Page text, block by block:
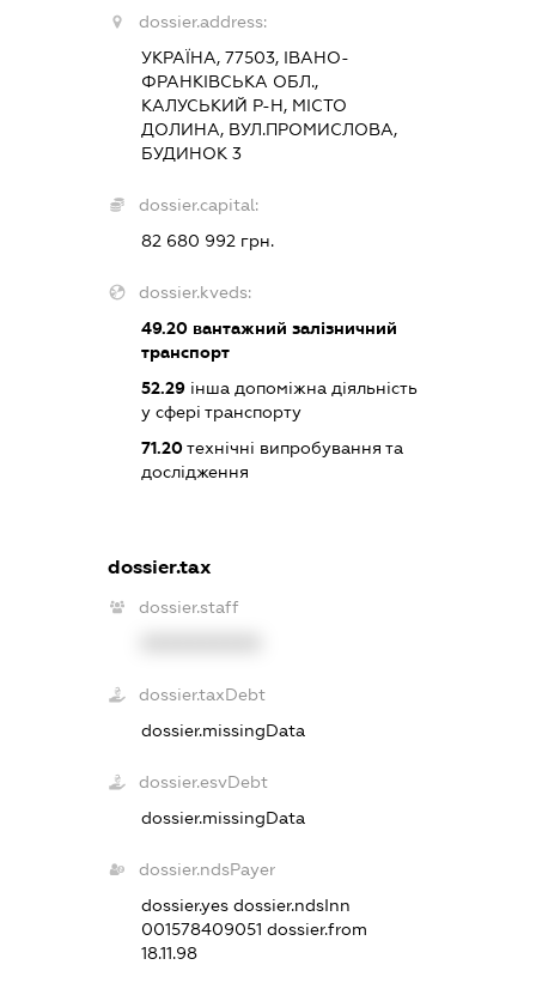
dossier.address:
УКРАЇНА, 77503, ІВАНО-
ФРАНКІВСЬКА ОБЛ.,
КАЛУСЬКИЙ Р-Н, МІСТО
ДОЛИНА, ВУЛ.ПРОМИСЛОВА,
БУДИНОК 3
dossier.capital:
82 680 992 грн.
dossier.kveds:
49.20 вантажний залізничний
транспорт
52.29 інша допоміжна діяльність
у сфері транспорту
71.20технічні випробування та
дослідження
dossier.tax
dossier.staff
dossier.taxDebt
dossier.missingData
dossier.esvDebt
dossier.missingData
dossier.ndsPayer
dossier.yesdossier.ndsInn
001578409051dossier.from
18.11.98